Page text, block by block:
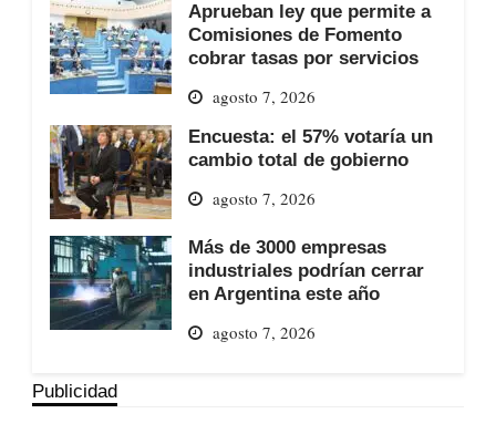
Aprueban ley que permite a
Comisiones de Fomento
cobrar tasas por servicios
agosto 7, 2026
Encuesta: el 57% votaría un
cambio total de gobierno
agosto 7, 2026
Más de 3000 empresas
industriales podrían cerrar
en Argentina este año
agosto 7, 2026
Publicidad